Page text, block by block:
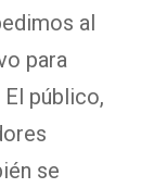
al
para
público,
se